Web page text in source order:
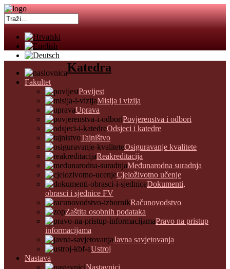
Fakultet
Povijest
Misija i vizija
Uprava
Povjerenstva i odbori
Odsjeci i katedre
Tajništvo
Osiguravanje kvalitete
Reakreditacija
Međunarodna suradnja
Cjeloživotno učenje
Dokumenti,
obrasci i sjednice FV
Računovodstvo
Zaštita osobnih podataka
Pravo na pristup
informacijama
Javna savjetovanja
Ustroj
Nastava
Nastavnici
Katedra